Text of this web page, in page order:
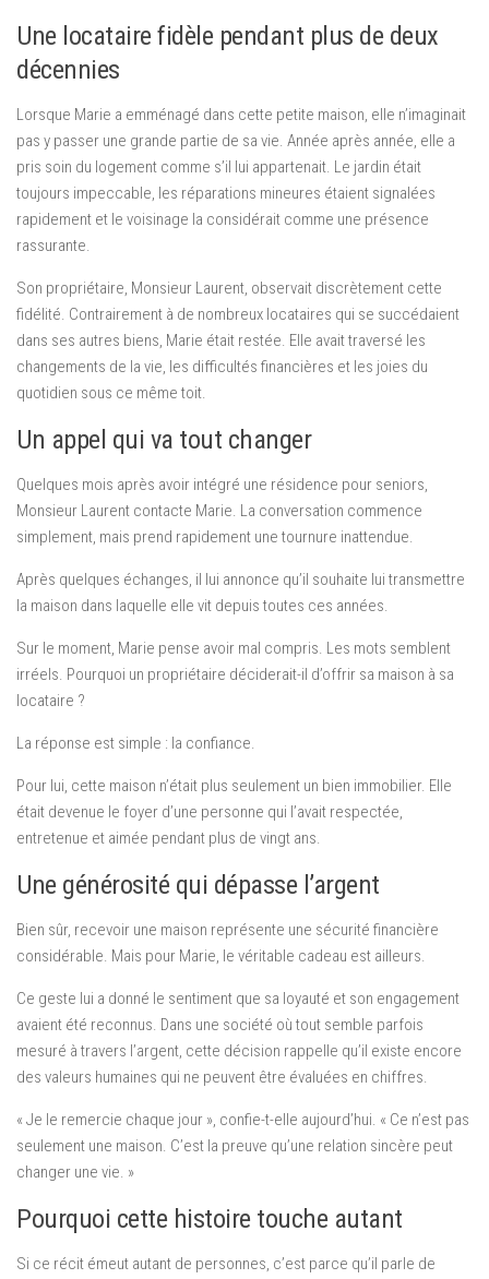
Une locataire fidèle pendant plus de deux
décennies
Lorsque Marie a emménagé dans cette petite maison, elle n’imaginait
pas y passer une grande partie de sa vie. Année après année, elle a
pris soin du logement comme s’il lui appartenait. Le jardin était
toujours impeccable, les réparations mineures étaient signalées
rapidement et le voisinage la considérait comme une présence
rassurante.
Son propriétaire, Monsieur Laurent, observait discrètement cette
fidélité. Contrairement à de nombreux locataires qui se succédaient
dans ses autres biens, Marie était restée. Elle avait traversé les
changements de la vie, les difficultés financières et les joies du
quotidien sous ce même toit.
Un appel qui va tout changer
Quelques mois après avoir intégré une résidence pour seniors,
Monsieur Laurent contacte Marie. La conversation commence
simplement, mais prend rapidement une tournure inattendue.
Après quelques échanges, il lui annonce qu’il souhaite lui transmettre
la maison dans laquelle elle vit depuis toutes ces années.
Sur le moment, Marie pense avoir mal compris. Les mots semblent
irréels. Pourquoi un propriétaire déciderait-il d’offrir sa maison à sa
locataire ?
La réponse est simple : la confiance.
Pour lui, cette maison n’était plus seulement un bien immobilier. Elle
était devenue le foyer d’une personne qui l’avait respectée,
entretenue et aimée pendant plus de vingt ans.
Une générosité qui dépasse l’argent
Bien sûr, recevoir une maison représente une sécurité financière
considérable. Mais pour Marie, le véritable cadeau est ailleurs.
Ce geste lui a donné le sentiment que sa loyauté et son engagement
avaient été reconnus. Dans une société où tout semble parfois
mesuré à travers l’argent, cette décision rappelle qu’il existe encore
des valeurs humaines qui ne peuvent être évaluées en chiffres.
« Je le remercie chaque jour », confie-t-elle aujourd’hui. « Ce n’est pas
seulement une maison. C’est la preuve qu’une relation sincère peut
changer une vie. »
Pourquoi cette histoire touche autant
Si ce récit émeut autant de personnes, c’est parce qu’il parle de